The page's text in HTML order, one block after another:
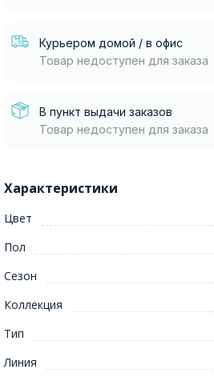
Курьером домой / в офис
Товар недоступен для заказа
В пункт выдачи заказов
Товар недоступен для заказа
Характеристики
Цвет
Пол
Сезон
Коллекция
Тип
Линия